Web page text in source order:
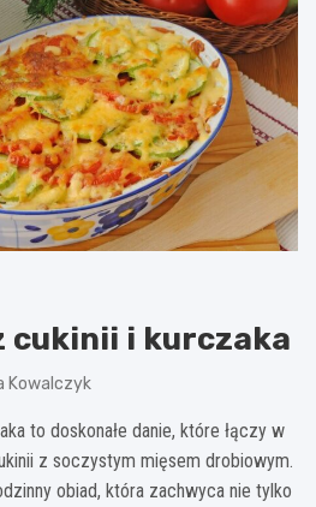
cukinii i kurczaka
Kowalczyk
to doskonałe danie, które łączy w
z soczystym mięsem drobiowym.
obiad, która zachwyca nie tylko